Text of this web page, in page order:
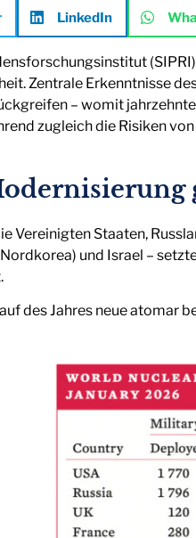
LinkedIn
Zentrale Erkenntnisse
– womit
zugleich die Risiken
Vereinigten Staaten,
und Israel –
des Jahres neue